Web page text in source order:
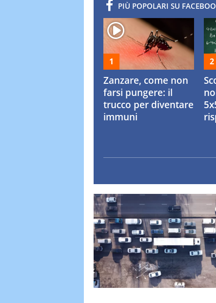
PIÙ POPOLARI SU
Zanzare, come non
farsi pungere: il
trucco per diventare
immuni